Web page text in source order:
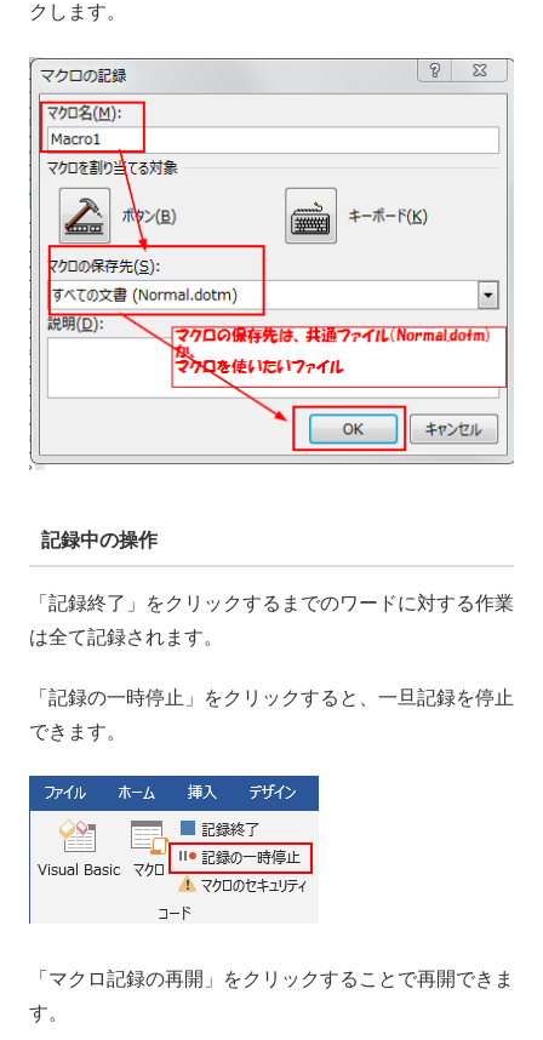
クします。
記録中の操作
「記録終了」をクリックするまでのワードに対する作業
は全て記録されます。
「記録の一時停止」をクリックすると、一旦記録を停止
できます。
「マクロ記録の再開」をクリックすることで再開できま
す。